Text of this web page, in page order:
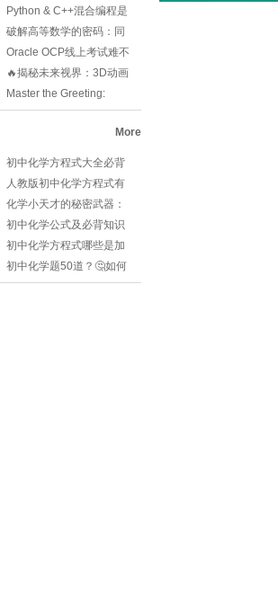
全？📚如何高效刷题？
Python & C++混合编程是
什么？
破解高等数学的密码：同
济大学第八版电子版
Oracle OCP线上考试难不
难？如何
🔥揭秘未来视界：3D动画
的魔法与魅力🔍
Master the Greeting:
More
初中化学方程式大全必背
北京？🧐初中生必备知识
点都在这里！📝
人教版初中化学方程式有
哪些🧐初中生必备知识点
整理✨
化学小天才的秘密武器：
初中鲁教版电子课本📚🔬
初中化学公式及必背知识
点🧐哪些是考试常考的？
快收藏！📝
初中化学方程式哪些是加
热？🔥哪些反应需要升
温？快来get知识点！🧐
初中化学题50道？🤔如何
快速搞定经典题型？学霸